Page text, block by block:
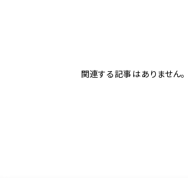
関連する記事はありません。